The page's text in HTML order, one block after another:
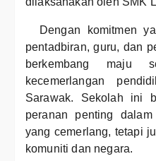
Dengan komitmen
pentadbiran, guru, dan
berkembang maju
kecemerlangan
Sarawak. Sekolah ini
peranan penting
yang cemerlang, tetapi
komuniti dan negara.